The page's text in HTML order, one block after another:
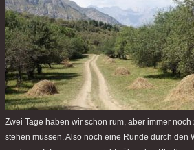
Zwei Tage haben wir schon rum, aber immer
stehen müssen. Also noch eine Runde durch den